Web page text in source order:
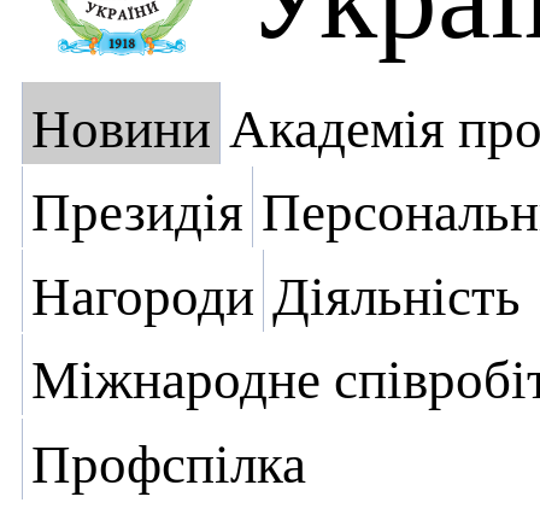
Новини Академія
Президія
Нагороди Діяльність
Міжнародне
Профспілка